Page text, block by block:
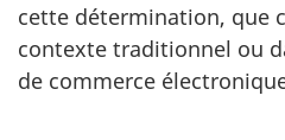
cette détermination, que
contexte traditionnel ou
de commerce